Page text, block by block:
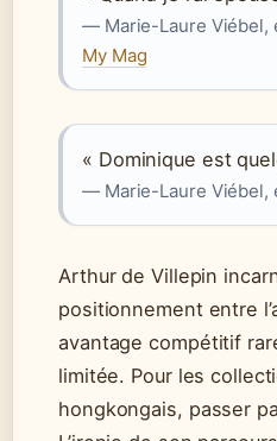
— Marie-Laure Viébel,
My Mag
« Dominique est
— Marie-Laure Viébel,
Arthur de Villepin
positionnement entre
avantage compétitif
limitée. Pour les
hongkongais, passer